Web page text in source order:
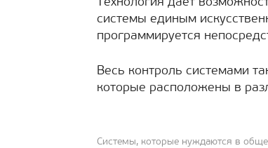
системы единым
программируется
Весь контроль системами
которые расположены в
Системы, которые нуждаются в